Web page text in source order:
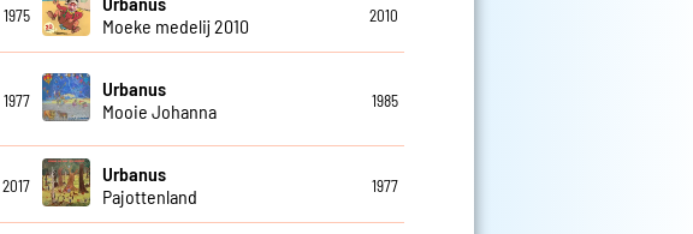
1975
Moeke medelij 2010
2010
1977
Urbanus
Mooie Johanna
1985
2017
Urbanus
Pajottenland
1977